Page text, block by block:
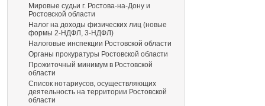
Мировые судьи г. Ростова-на-Дону и
Ростовской области
Налог на доходы физических лиц (новые
формы 2-НДФЛ, 3-НДФЛ)
Налоговые инспекции Ростовской области
Органы прокуратуры Ростовской области
Прожиточный минимум в Ростовской
области
Список нотариусов, осуществляющих
деятельность на территории Ростовской
области